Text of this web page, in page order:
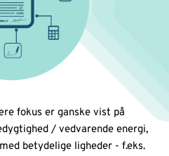
fokus er ganske vist på
/ vedvarende energi,
betydelige ligheder - f.eks.